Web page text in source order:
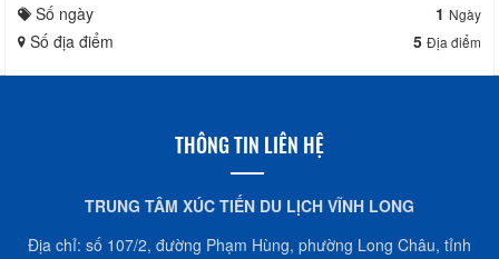
Số ngày
1 Ngày
Số địa điểm 5 Địa điểm
THÔNG TIN LIÊN HỆ
TRUNG TÂM XÚC TIẾN DU LỊCH VĨNH LONG
Địa chỉ: số 107/2, đường Phạm Hùng, phường Long Châu, tỉnh